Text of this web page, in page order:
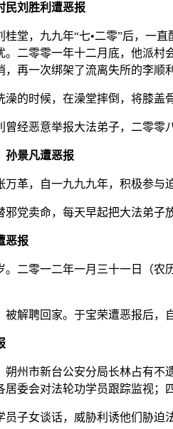
民刘胜利遭恶报
堂，九九年“七•二零”后，一
二零零一年十二月底，他派
再一次绑架了流离失所的李顺利
的时候，在澡堂摔倒，将膝
经恶意举报大法弟子，二零零
孙景凡遭恶报
革，自一九九九年，积极参
党卖命，每天早起把大法弟
恶报
二零一二年一月三十一日（
解聘回家。于宝荣遭恶报后，
州市新台公安分局长林占有
委会对法轮功学员跟踪监视；
子女谈话，威胁利诱他们胁